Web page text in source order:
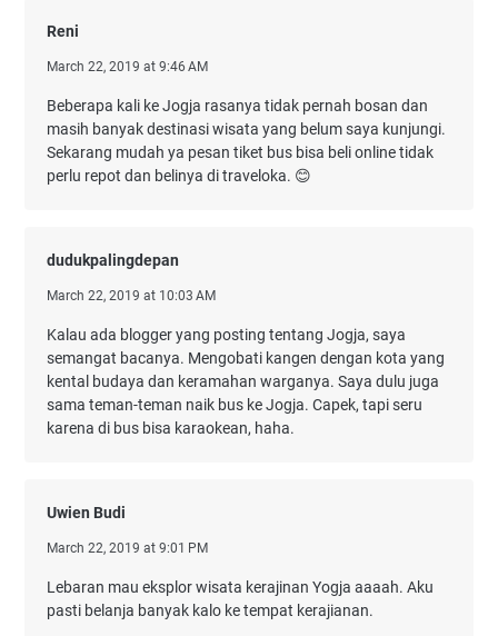
Reni
March 22, 2019 at 9:46 AM
Beberapa kali ke Jogja rasanya tidak pernah bosan dan
masih banyak destinasi wisata yang belum saya kunjungi.
Sekarang mudah ya pesan tiket bus bisa beli online tidak
perlu repot dan belinya di traveloka. 😊
dudukpalingdepan
March 22, 2019 at 10:03 AM
Kalau ada blogger yang posting tentang Jogja, saya
semangat bacanya. Mengobati kangen dengan kota yang
kental budaya dan keramahan warganya. Saya dulu juga
sama teman-teman naik bus ke Jogja. Capek, tapi seru
karena di bus bisa karaokean, haha.
Uwien Budi
March 22, 2019 at 9:01 PM
Lebaran mau eksplor wisata kerajinan Yogja aaaah. Aku
pasti belanja banyak kalo ke tempat kerajianan.